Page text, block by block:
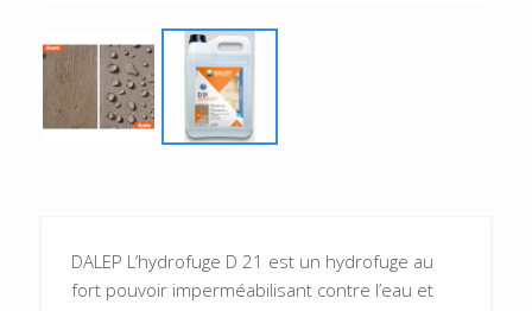
DALEP L’hydrofuge D 21 est un hydrofuge au
fort pouvoir imperméabilisant contre l’eau et